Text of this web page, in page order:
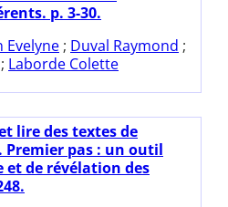
p. 3-30.
Evelyne ; Duval Raymond ;
; Laborde Colette
lire des textes de
pas : un outil
et de révélation des